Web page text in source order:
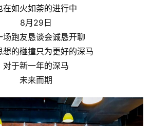
在如火如荼的进行中
8月29日
场跑友恳谈会诚恳开聊
想的碰撞只为更好的深马
对于新一年的深马
未来而期